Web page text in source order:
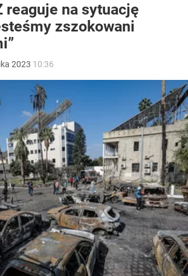
reaguje na sytuację
zszokowani
2023 10:36